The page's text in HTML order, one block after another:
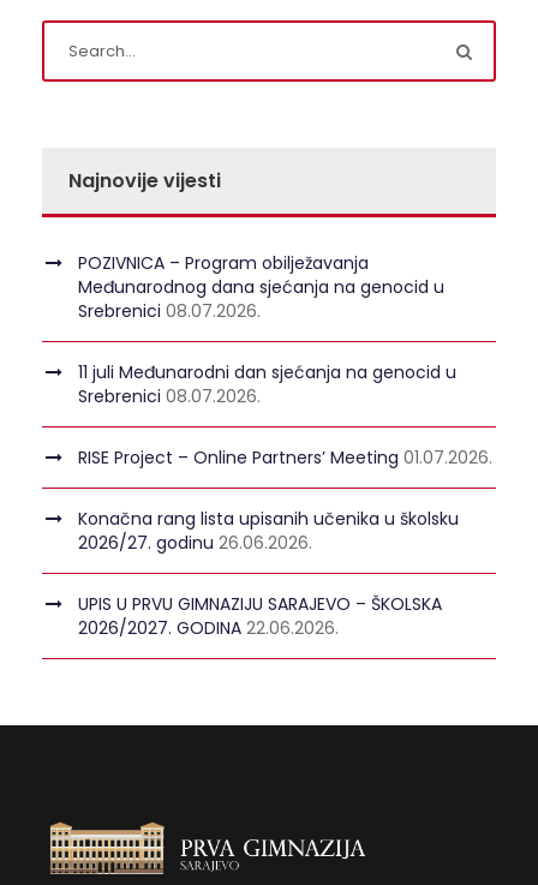
Najnovije vijesti
POZIVNICA – Program obilježavanja
Međunarodnog dana sjećanja na genocid u
Srebrenici 08.07.2026.
11 juli Međunarodni dan sjećanja na genocid u
Srebrenici 08.07.2026.
RISE Project – Online Partners’ Meeting 01.07.2026.
Konačna rang lista upisanih učenika u školsku
2026/27. godinu 26.06.2026.
UPIS U PRVU GIMNAZIJU SARAJEVO – ŠKOLSKA
2026/2027. GODINA 22.06.2026.